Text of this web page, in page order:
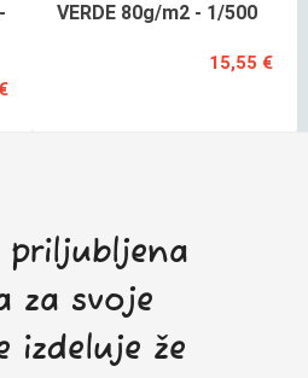
VERDE 80g/m2 - 1/500
15,55 €
priljubljena
za svoje
izdeluje že